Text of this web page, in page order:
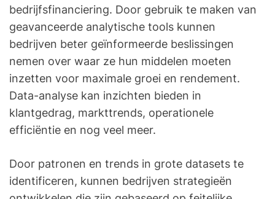
bedrijfsfinanciering. Door gebruik te maken van
geavanceerde analytische tools kunnen
bedrijven beter geïnformeerde beslissingen
nemen over waar ze hun middelen moeten
inzetten voor maximale groei en rendement.
Data-analyse kan inzichten bieden in
klantgedrag, markttrends, operationele
efficiëntie en nog veel meer.
Door patronen en trends in grote datasets te
identificeren, kunnen bedrijven strategieën